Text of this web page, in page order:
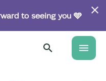
to seeing you 🩵
menu